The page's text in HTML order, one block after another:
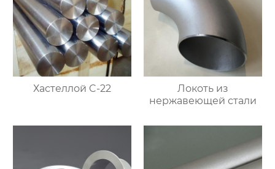
Хастеллой C-22
Локоть из
нержавеющей стали